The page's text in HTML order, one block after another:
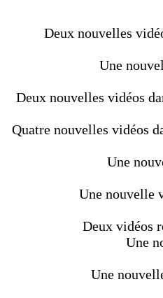
Deux nouvelles
Une
Deux nouvelles vidéos
Quatre nouvelles vidéos
Une
Une nouvelle
Deux vidéos
Une
Une